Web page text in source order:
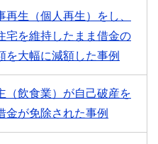
再生（個人再生）をし、
宅を維持したまま借金の
を大幅に減額した事例
（飲食業）が自己破産を
金が免除された事例